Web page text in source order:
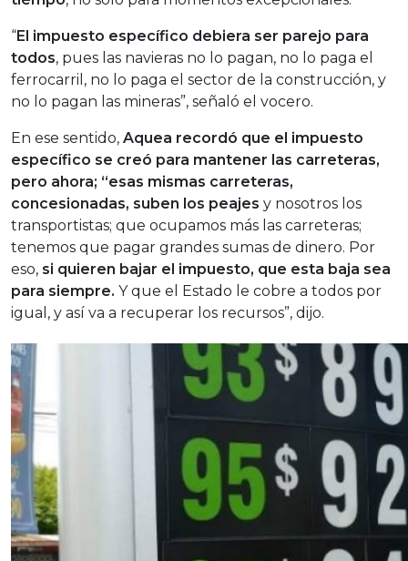
“El impuesto específico debiera ser parejo para
todos, pues las navieras no lo pagan, no lo paga el
ferrocarril, no lo paga el sector de la construcción, y
no lo pagan las mineras”, señaló el vocero.
En ese sentido, Aquea recordó que el impuesto
específico se creó para mantener las carreteras,
pero ahora; “esas mismas carreteras,
concesionadas, suben los peajes y nosotros los
transportistas; que ocupamos más las carreteras;
tenemos que pagar grandes sumas de dinero. Por
eso, si quieren bajar el impuesto, que esta baja sea
para siempre. Y que el Estado le cobre a todos por
igual, y así va a recuperar los recursos”, dijo.